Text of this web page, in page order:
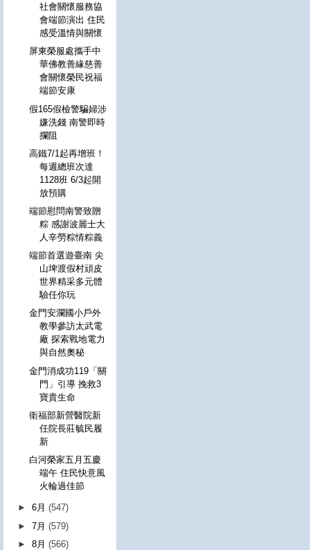
社會關懷服務協
會端節演出 住民
感受溫情與關懷
屏東榮服處攜手中
華佛教善緣慈善
會關懷榮民祝福
端節安康
假165假檢警騙婦涉
嫌洗錢 南警即時
攔阻
高鐵7/1起再增班！
每週總班次達
1128班 6/3起開
放預購
端節慰問南警致贈
粽 感謝波麗士大
人辛勞粽情粽義
端節首選遊臺南 尖
山埤渡假村頑皮
世界精采多元體
驗任你玩
金門安瀾國小戶外
教學參訪太武電
廠 探索戰地電力
與自然奧秘
金門消成功119「關
門」引導 挽救3
寶貴生命
衛福部新營醫院新
任院長莊毓民履
新
白河榮家五月五慶
端午 住民快意風
火輪過佳節
►6月(547)
►7月(579)
►8月(566)